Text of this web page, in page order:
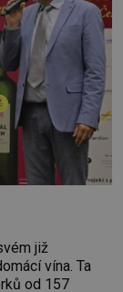
již
vína. Ta
od 157